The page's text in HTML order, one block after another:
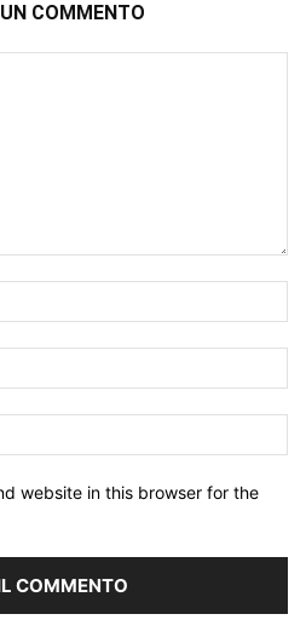
COMMENTO
website in this browser for the